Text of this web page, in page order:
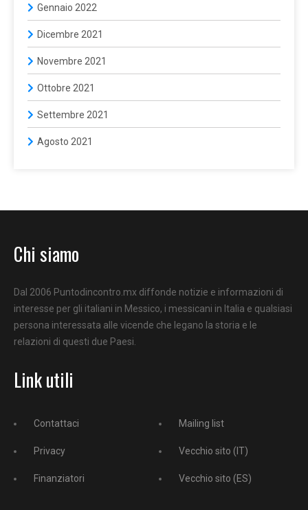
Gennaio 2022
Dicembre 2021
Novembre 2021
Ottobre 2021
Settembre 2021
Agosto 2021
Chi siamo
Dal 2006 Puntodincontro.mx diffonde notizie e informazioni di
interesse per gli italiani in Messico, i messicani in Italia e qualsiasi
persona interessata alle vicende che legano la storia e le
relazioni di questi due Paesi.
Link utili
Contattaci
Privacy
Finanziatori
Mailing list
Vecchio sito (IT)
Vecchio sito (ES)